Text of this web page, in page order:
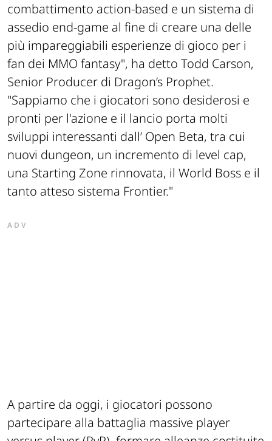
combattimento action-based e un sistema di
assedio end-game al fine di creare una delle
più impareggiabili esperienze di gioco per i
fan dei MMO fantasy", ha detto Todd Carson,
Senior Producer di Dragon’s Prophet.
"Sappiamo che i giocatori sono desiderosi e
pronti per l'azione e il lancio porta molti
sviluppi interessanti dall’ Open Beta, tra cui
nuovi dungeon, un incremento di level cap,
una Starting Zone rinnovata, il World Boss e il
tanto atteso sistema Frontier."
ADV
A partire da oggi, i giocatori possono
partecipare alla battaglia massive player